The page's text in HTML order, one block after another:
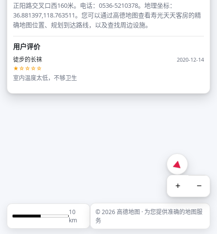
正阳路交叉口西160米。电话：0536-5210378。地理坐标：
36.881397,118.763511。您可以通过高德地图查看寿光天天客房的精
确地图位置、规划到达路线，以及查找周边设施。
用户评价
徒步的长袜
2020-12-14
★☆☆☆☆
室内温度太低，不够卫生
+ −
10
km
© 2026 高德地图 · 为您提供准确的地图服
务